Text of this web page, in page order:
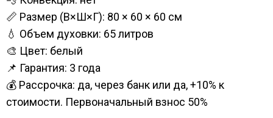
📏 Размер (В×Ш×Г): 80 × 60 × 60 см
💧 Объем духовки: 65 литров
🎨 Цвет: белый
📌 Гарантия: 3 года
💰 Рассрочка: да, через банк или да, +10% к
стоимости. Первоначальный взнос 50%